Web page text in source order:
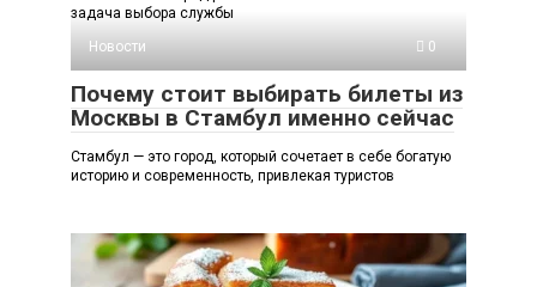
задача выбора службы
Новости
0
Почему стоит выбирать билеты из
Москвы в Стамбул именно сейчас
Стамбул — это город, который сочетает в себе богатую
историю и современность, привлекая туристов